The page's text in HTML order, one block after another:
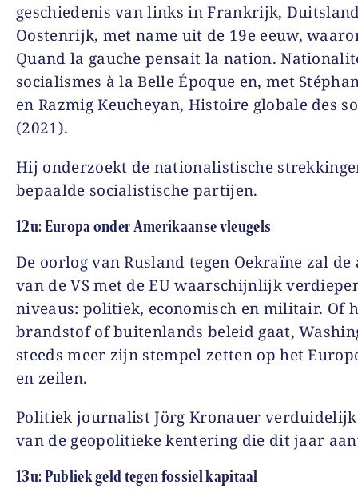
geschiedenis van links in Frankrijk,
Oostenrijk, met name uit de 19e eeuw,
Quand la gauche pensait la nation.
socialismes à la Belle Époque en, met
en Razmig Keucheyan, Histoire globale des
(2021).
Hij onderzoekt de nationalistische
bepaalde socialistische partijen.
12u: Europa onder Amerikaanse vleugels
De oorlog van Rusland tegen Oekraïne zal
van de VS met de EU waarschijnlijk
niveaus: politiek, economisch en militair. Of
brandstof of buitenlands beleid gaat,
steeds meer zijn stempel zetten op het
en zeilen.
Politiek journalist Jörg Kronauer
van de geopolitieke kentering die dit jaar
13u: Publiek geld tegen fossiel kapitaal